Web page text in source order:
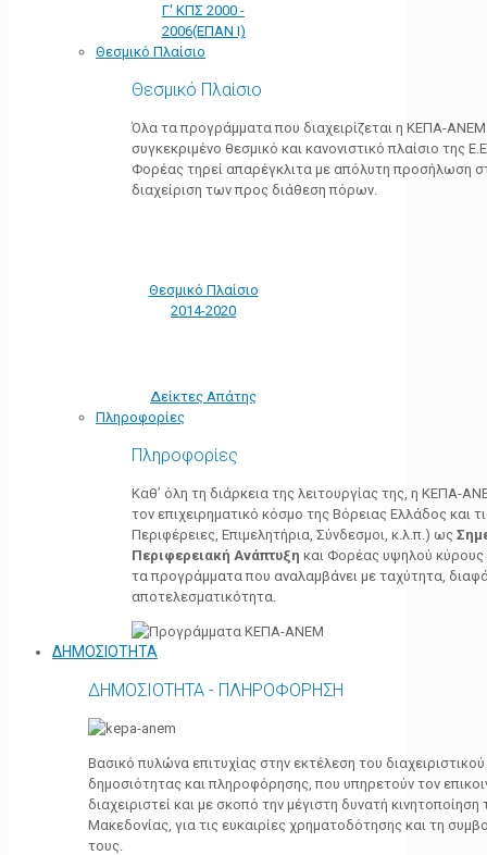
Γ' ΚΠΣ 2000 -
2006(ΕΠΑΝ Ι)
Θεσμικό Πλαίσιο
Θεσμικό Πλαίσιο
Όλα τα προγράμματα που διαχειρίζεται η ΚΕΠΑ-
συγκεκριμένο θεσμικό και κανονιστικό πλαίσιο της
Φορέας τηρεί απαρέγκλιτα με απόλυτη προσήλωση
διαχείριση των προς διάθεση πόρων.
Θεσμικό Πλαίσιο
2014-2020
Δείκτες Απάτης
Πληροφορίες
Πληροφορίες
Καθ’ όλη τη διάρκεια της λειτουργίας της, η ΚΕΠΑ-
τον επιχειρηματικό κόσμο της Βόρειας Ελλάδος και
Περιφέρειες, Επιμελητήρια, Σύνδεσμοι, κ.λ.π.) ως
Περιφερειακή Ανάπτυξη και Φορέας υψηλού κύρους
τα προγράμματα που αναλαμβάνει με ταχύτητα,
αποτελεσματικότητα.
ΔΗΜΟΣΙΟΤΗΤΑ
ΔΗΜΟΣΙΟΤΗΤΑ - ΠΛΗΡΟΦΟΡΗΣΗ
Βασικό πυλώνα επιτυχίας στην εκτέλεση του
δημοσιότητας και πληροφόρησης, που υπηρετούν τον
διαχειριστεί και με σκοπό την μέγιστη δυνατή
Μακεδονίας, για τις ευκαιρίες χρηματοδότησης και τη
τους.